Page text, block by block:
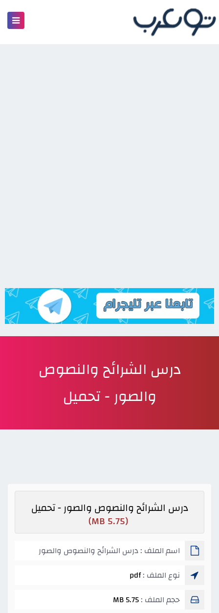
درس الشرائح والنصوص
والصور - تحميل
درس الشرائح والنصوص والصور - تحميل
(5.75 MB)
اسم الملف : درس الشرائح والنصوص والصور
نوع الملف :pdf
حجم الملف :5.75 MB